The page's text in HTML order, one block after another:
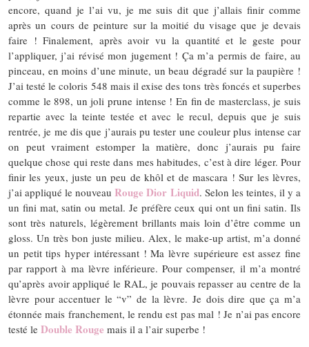
encore, quand je l’ai vu, je me suis dit que j’allais finir comme
après un cours de peinture sur la moitié du visage que je devais
faire ! Finalement, après avoir vu la quantité et le geste pour
l’appliquer, j’ai révisé mon jugement ! Ça m’a permis de faire, au
pinceau, en moins d’une minute, un beau dégradé sur la paupière !
J’ai testé le coloris 548 mais il exise des tons très foncés et superbes
comme le 898, un joli prune intense ! En fin de masterclass, je suis
repartie avec la teinte testée et avec le recul, depuis que je suis
rentrée, je me dis que j’aurais pu tester une couleur plus intense car
on peut vraiment estomper la matière, donc j’aurais pu faire
quelque chose qui reste dans mes habitudes, c’est à dire léger. Pour
finir les yeux, juste un peu de khôl et de mascara ! Sur les lèvres,
j’ai appliqué le nouveauRouge Dior Liquid. Selon les teintes, il y a
un fini mat, satin ou metal. Je préfère ceux qui ont un fini satin. Ils
sont très naturels, légèrement brillants mais loin d’être comme un
gloss. Un très bon juste milieu. Alex, le make-up artist, m’a donné
un petit tips hyper intéressant ! Ma lèvre supérieure est assez fine
par rapport à ma lèvre inférieure. Pour compenser, il m’a montré
qu’après avoir appliqué le RAL, je pouvais repasser au centre de la
lèvre pour accentuer le “v” de la lèvre. Je dois dire que ça m’a
étonnée mais franchement, le rendu est pas mal ! Je n’ai pas encore
testé le Double Rouge mais il a l’air superbe !